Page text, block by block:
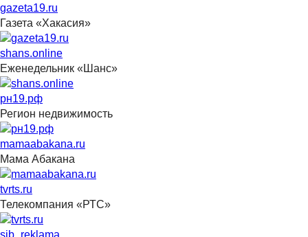
gazeta19.ru
Газета «Хакасия»
shans.online
Еженедельник «Шанс»
рн19.рф
Регион недвижимость
mamaabakana.ru
Мама Абакана
tvrts.ru
Телекомпания «РТС»